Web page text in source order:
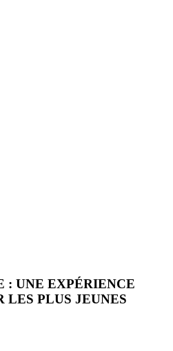
: UNE EXPÉRIENCE
PLUS JEUNES